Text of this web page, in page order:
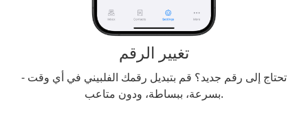
تغيير الرقم
تحتاج إلى رقم جديد؟ قم بتبديل رقمك الفلبيني في أي وقت -
بسرعة، ببساطة، ودون متاعب.